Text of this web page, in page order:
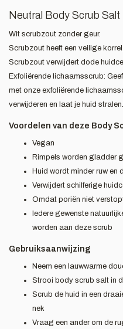
Neutral Body Scrub Salt
Wit scrubzout zonder geur.
Scrubzout heeft een veilige
Scrubzout verwijdert dode
Exfoliërende lichaamsscrub:
met onze exfoliërende
verwijderen en laat je huid stralen.
Voordelen van deze Body
Vegan
Rimpels worden gladder
Huid wordt minder ruw en
Verwijdert schilferige
Omdat poriën niet
Iedere gewenste
worden aan deze scrub
Gebruiksaanwijzing
Neem een lauwwarme
Strooi body scrub salt in
Scrub de huid in een
nek
Vraag een ander om de